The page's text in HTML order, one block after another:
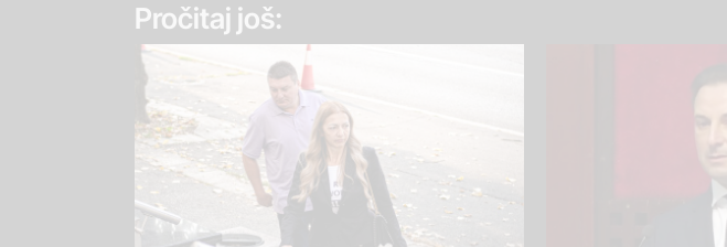
Pročitaj još: